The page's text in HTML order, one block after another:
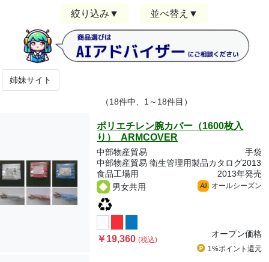
絞り込み 並べ替え
姉妹サイト
（18件中、1～18件目）
ポリエチレン腕カバー（1600枚入
り） ARMCOVER
中部物産貿易
手袋
中部物産貿易 衛生管理用製品カタログ2013
食品工場用
2013年発売
男女共用
All オールシーズン
￥19,360(税込)
オープン価格
1%ポイント 還元